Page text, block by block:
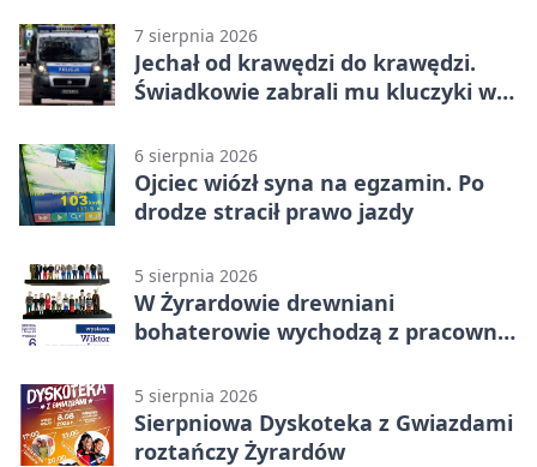
7 sierpnia 2026
Jechał od krawędzi do krawędzi.
Świadkowie zabrali mu kluczyki w
6 sierpnia 2026
Ojciec wiózł syna na egzamin. Po
drodze stracił prawo jazdy
5 sierpnia 2026
W Żyrardowie drewniani
bohaterowie wychodzą z pracowni
5 sierpnia 2026
Sierpniowa Dyskoteka z Gwiazdami
roztańczy Żyrardów